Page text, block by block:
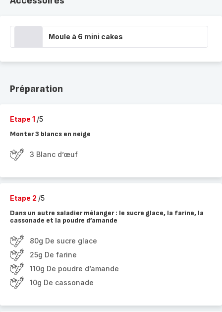
Moule à 6 mini cakes
Préparation
Etape 1 /5
Monter 3 blancs en neige
3 Blanc d’œuf
Etape 2 /5
Dans un autre saladier mélanger : le sucre glace, la farine, la
cassonade et la poudre d’amande
80g De sucre glace
25g De farine
110g De poudre d’amande
10g De cassonade